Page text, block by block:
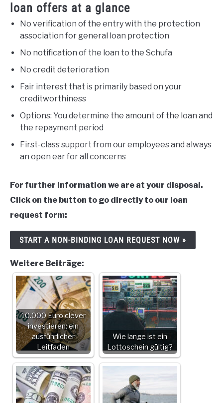
loan offers at a glance
No verification of the entry with the protection
association for general loan protection
No notification of the loan to the Schufa
No credit deterioration
Fair interest that is primarily based on your
creditworthiness
Options: You determine the amount of the loan and
the repayment period
First-class support from our employees and always
an open ear for all concerns
For further information we are at your disposal.
Click on the button to go directly to our loan
request form:
START A NON-BINDING LOAN REQUEST NOW »
Weitere Beiträge:
10.000 Euro clever
investieren: ein
ausführlicher
Leitfaden
Wie lange ist ein
Lottoschein gültig?